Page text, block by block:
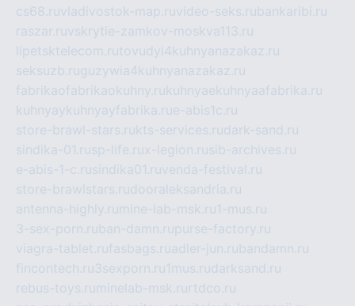
cs68.ruvladivostok-map.ruvideo-seks.rubankaribi.ru
raszar.ruvskrytie-zamkov-moskva113.ru
lipetsktelecom.rutovudyi4kuhnyanazakaz.ru
seksuzb.ruguzywia4kuhnyanazakaz.ru
fabrikaofabrikaokuhny.rukuhnyaekuhnyaafabrika.ru
kuhnyaykuhnyayfabrika.rue-abis1c.ru
store-brawl-stars.rukts-services.rudark-sand.ru
sindika-01.rusp-life.rux-legion.rusib-archives.ru
e-abis-1-c.rusindika01.ruvenda-festival.ru
store-brawlstars.rudooraleksandria.ru
antenna-highly.ru mine-lab-msk.ru1-mus.ru
3-sex-porn.ruban-damn.rupurse-factory.ru
viagra-tablet.rufasbags.ruadler-jun.rubandamn.ru
fincontech.ru3sexporn.ru1mus.rudarksand.ru
rebus-toys.ru minelab-msk.ru rtdco.ru